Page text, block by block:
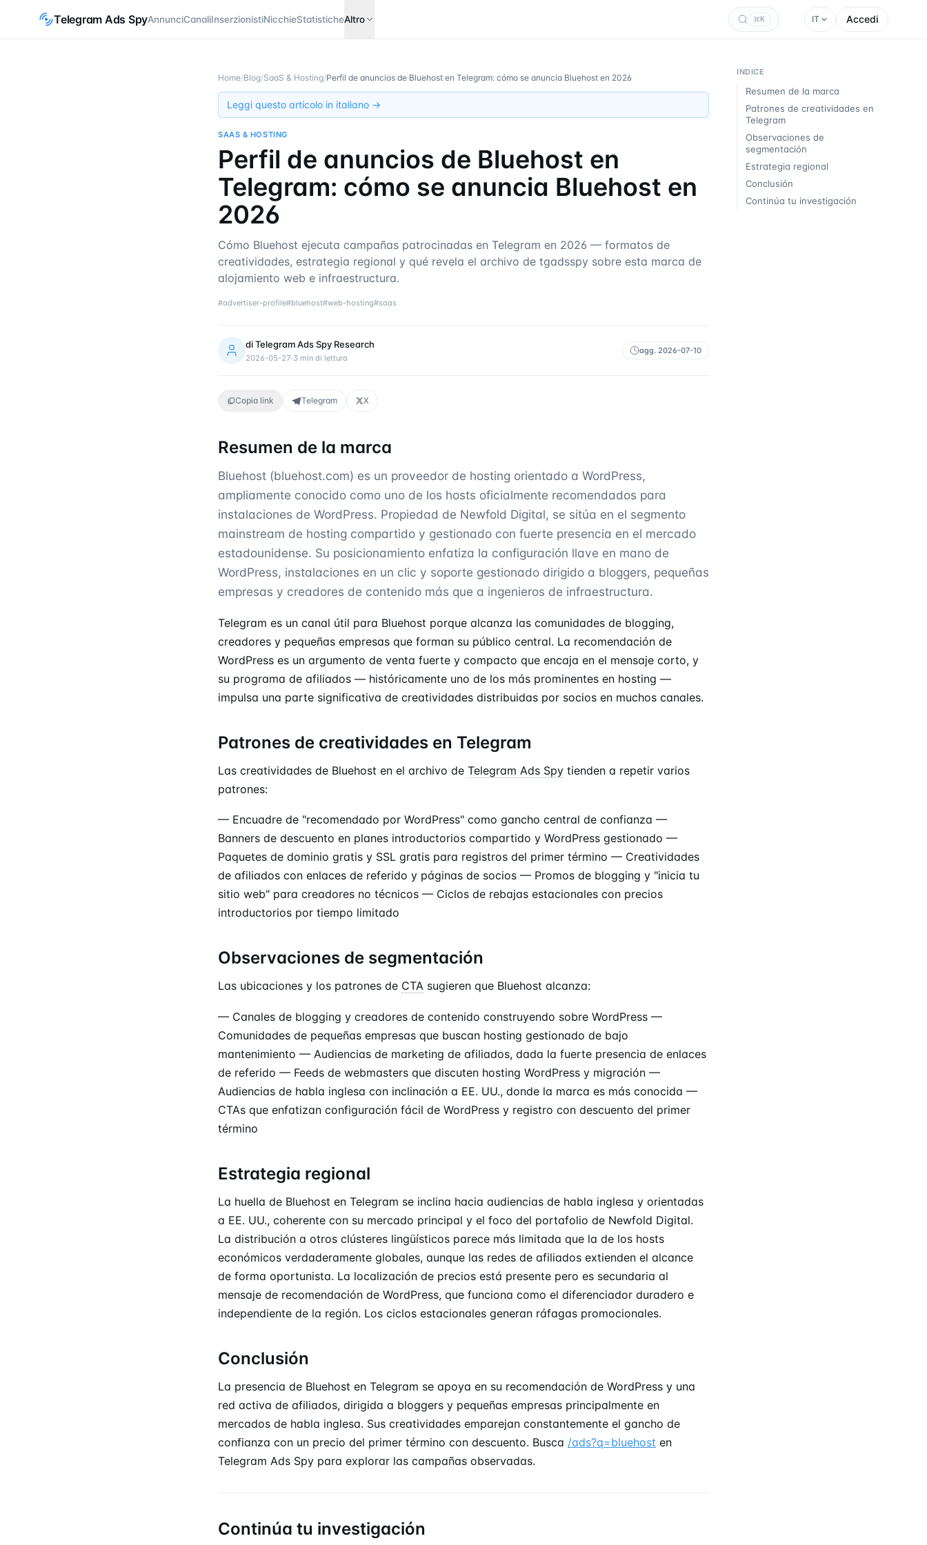
Telegram Ads SpyAnnunciCanaliInserzionistiNicchieStatisticheAltro K IT Accedi
Home/Blog/SaaS & Hosting/Perfil de anuncios de Bluehost en Telegram: cómo se anuncia Bluehost en 2026
Leggi questo articolo in italiano →
SAAS & HOSTING
Perfil de anuncios de Bluehost en
Telegram: cómo se anuncia Bluehost en
2026
Cómo Bluehost ejecuta campañas patrocinadas en Telegram en 2026 — formatos de
creatividades, estrategia regional y qué revela el archivo de tgadsspy sobre esta marca de
alojamiento web e infraestructura.
#advertiser-profile#bluehost#web-hosting#saas
diTelegram Ads Spy Research
2026-05-27·3 min di lettura
agg. 2026-07-10
Copia link Telegram X
Resumen de la marca
Bluehost (bluehost.com) es un proveedor de hosting orientado a WordPress,
ampliamente conocido como uno de los hosts oficialmente recomendados para
instalaciones de WordPress. Propiedad de Newfold Digital, se sitúa en el segmento
mainstream de hosting compartido y gestionado con fuerte presencia en el mercado
estadounidense. Su posicionamiento enfatiza la configuración llave en mano de
WordPress, instalaciones en un clic y soporte gestionado dirigido a bloggers, pequeñas
empresas y creadores de contenido más que a ingenieros de infraestructura.
Telegram es un canal útil para Bluehost porque alcanza las comunidades de blogging,
creadores y pequeñas empresas que forman su público central. La recomendación de
WordPress es un argumento de venta fuerte y compacto que encaja en el mensaje corto, y
su programa de afiliados — históricamente uno de los más prominentes en hosting —
impulsa una parte significativa de creatividades distribuidas por socios en muchos canales.
Patrones de creatividades en Telegram
Las creatividades de Bluehost en el archivo de Telegram Ads Spy tienden a repetir varios
patrones:
— Encuadre de "recomendado por WordPress" como gancho central de confianza —
Banners de descuento en planes introductorios compartido y WordPress gestionado —
Paquetes de dominio gratis y SSL gratis para registros del primer término — Creatividades
de afiliados con enlaces de referido y páginas de socios — Promos de blogging y "inicia tu
sitio web" para creadores no técnicos — Ciclos de rebajas estacionales con precios
introductorios por tiempo limitado
Observaciones de segmentación
Las ubicaciones y los patrones de CTA sugieren que Bluehost alcanza:
— Canales de blogging y creadores de contenido construyendo sobre WordPress —
Comunidades de pequeñas empresas que buscan hosting gestionado de bajo
mantenimiento — Audiencias de marketing de afiliados, dada la fuerte presencia de enlaces
de referido — Feeds de webmasters que discuten hosting WordPress y migración —
Audiencias de habla inglesa con inclinación a EE. UU., donde la marca es más conocida —
CTAs que enfatizan configuración fácil de WordPress y registro con descuento del primer
término
Estrategia regional
La huella de Bluehost en Telegram se inclina hacia audiencias de habla inglesa y orientadas
a EE. UU., coherente con su mercado principal y el foco del portafolio de Newfold Digital.
La distribución a otros clústeres lingüísticos parece más limitada que la de los hosts
económicos verdaderamente globales, aunque las redes de afiliados extienden el alcance
de forma oportunista. La localización de precios está presente pero es secundaria al
mensaje de recomendación de WordPress, que funciona como el diferenciador duradero e
independiente de la región. Los ciclos estacionales generan ráfagas promocionales.
Conclusión
La presencia de Bluehost en Telegram se apoya en su recomendación de WordPress y una
red activa de afiliados, dirigida a bloggers y pequeñas empresas principalmente en
mercados de habla inglesa. Sus creatividades emparejan constantemente el gancho de
confianza con un precio del primer término con descuento. Busca /ads?q=bluehost en
Telegram Ads Spy para explorar las campañas observadas.
Continúa tu investigación
INDICE
Resumen de la marca
Patrones de creatividades en
Telegram
Observaciones de
segmentación
Estrategia regional
Conclusión
Continúa tu investigación